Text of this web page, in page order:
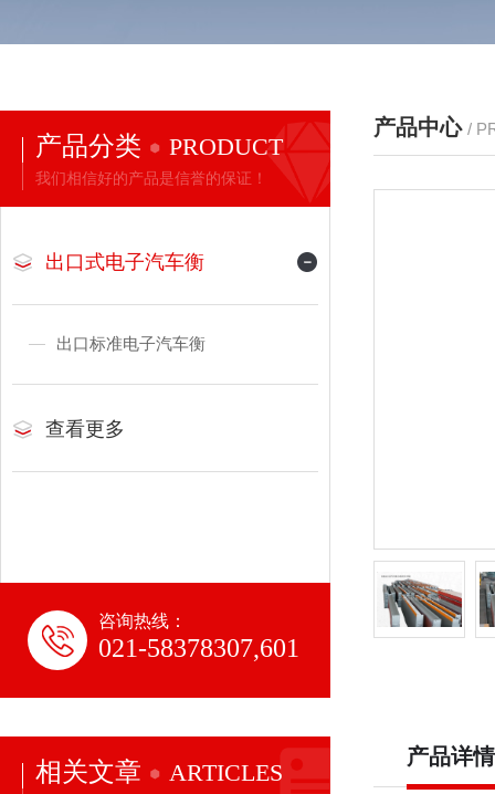
产品分类 PRODUCT
我们相信好的产品是信誉的保证！
出口式电子汽车衡
出口标准电子汽车衡
查看更多
咨询热线：
021-58378307,601
相关文章 ARTICLES
产品中心 /
产品详情